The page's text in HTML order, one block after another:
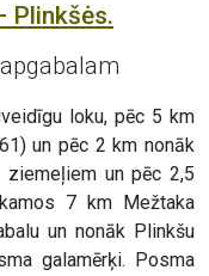
Plinkšės.
loku, pēc 5 km
un pēc 2 km nonāk
un pēc 2,5
7 km Mežtaka
un nonāk Plinkšu
galamērķi. Posma